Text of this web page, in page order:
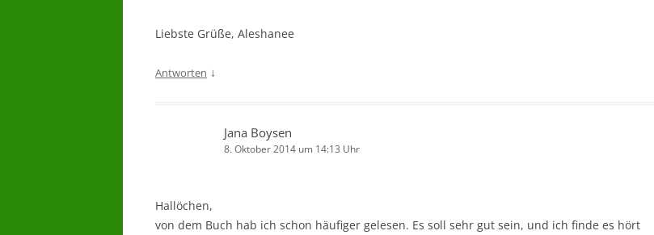
Liebste Grüße, Aleshanee
Antworten ↓
Jana Boysen
8. Oktober 2014 um 14:13 Uhr
Hallöchen,
von dem Buch hab ich schon häufiger gelesen. Es soll sehr gut sein, und ich finde es hört